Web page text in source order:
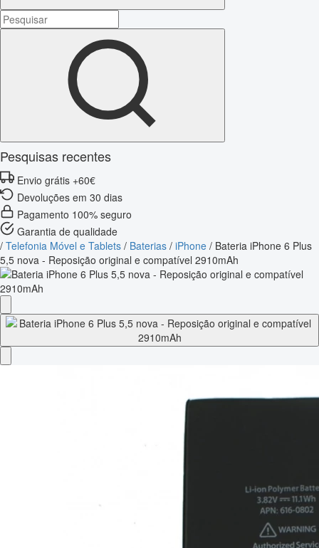
Pesquisas recentes
Envio grátis +60€
Devoluções em 30 dias
Pagamento 100% seguro
Garantia de qualidade
/ Telefonia Móvel e Tablets / Baterias / iPhone / Bateria iPhone 6 Plus
5,5 nova - Reposição original e compatível 2910mAh